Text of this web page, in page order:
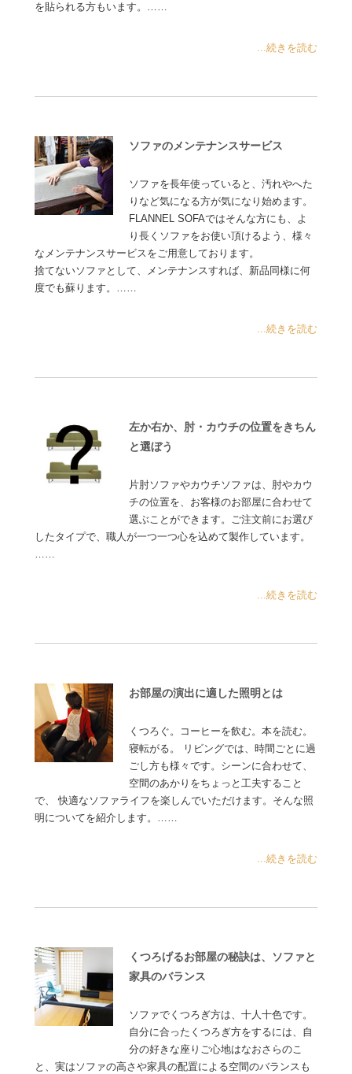
を貼られる方もいます。……
...続きを読む
ソファのメンテナンスサービス
ソファを長年使っていると、汚れやへた
りなど気になる方が気になり始めます。
FLANNEL SOFAではそんな方にも、よ
り長くソファをお使い頂けるよう、様々
なメンテナンスサービスをご用意しております。
捨てないソファとして、メンテナンスすれば、新品同様に何
度でも蘇ります。……
...続きを読む
左か右か、肘・カウチの位置をきちん
と選ぼう
片肘ソファやカウチソファは、肘やカウ
チの位置を、お客様のお部屋に合わせて
選ぶことができます。ご注文前にお選び
したタイプで、職人が一つ一つ心を込めて製作しています。
……
...続きを読む
お部屋の演出に適した照明とは
くつろぐ。コーヒーを飲む。本を読む。
寝転がる。 リビングでは、時間ごとに過
ごし方も様々です。シーンに合わせて、
空間のあかりをちょっと工夫すること
で、 快適なソファライフを楽しんでいただけます。そんな照
明についてを紹介します。……
...続きを読む
くつろげるお部屋の秘訣は、ソファと
家具のバランス
ソファでくつろぎ方は、十人十色です。
自分に合ったくつろぎ方をするには、自
分の好きな座りご心地はなおさらのこ
と、実はソファの高さや家具の配置による空間のバランスも